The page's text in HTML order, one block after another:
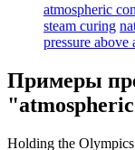
atmospheric
steam curing
pressure above
Примеры
Holding the Olympics